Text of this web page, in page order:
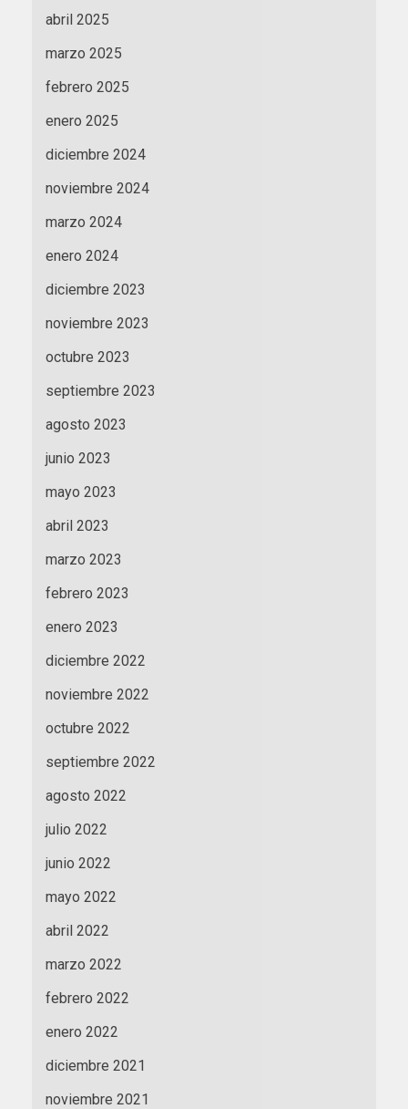
abril 2025
marzo 2025
febrero 2025
enero 2025
diciembre 2024
noviembre 2024
marzo 2024
enero 2024
diciembre 2023
noviembre 2023
octubre 2023
septiembre 2023
agosto 2023
junio 2023
mayo 2023
abril 2023
marzo 2023
febrero 2023
enero 2023
diciembre 2022
noviembre 2022
octubre 2022
septiembre 2022
agosto 2022
julio 2022
junio 2022
mayo 2022
abril 2022
marzo 2022
febrero 2022
enero 2022
diciembre 2021
noviembre 2021